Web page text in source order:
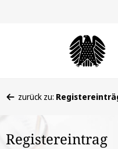
befinden
hier:
zurück zu:
Registereintrag